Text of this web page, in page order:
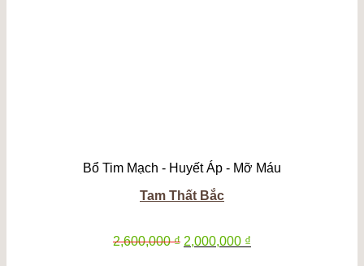
Bổ Tim Mạch - Huyết Áp - Mỡ Máu
Tam Thất Bắc
2,600,000₫ Giá
2,000,000 ₫